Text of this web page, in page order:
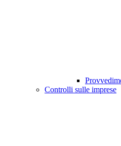
Controlli sulle imprese